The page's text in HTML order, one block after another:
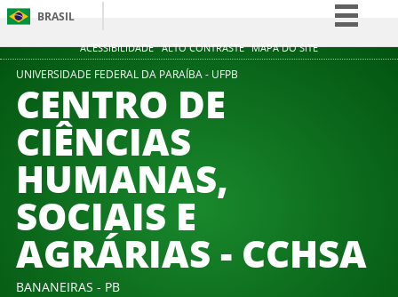
ACESSIBILIDADE ALTO CONTRASTE MAPA DO SITE
BRASIL
Simplifique!
UNIVERSIDADE FEDERAL DA PARAÍBA - UFPB
CENTRO DE
CIÊNCIAS
HUMANAS,
SOCIAIS E
AGRÁRIAS - CCHSA
BANANEIRAS - PB